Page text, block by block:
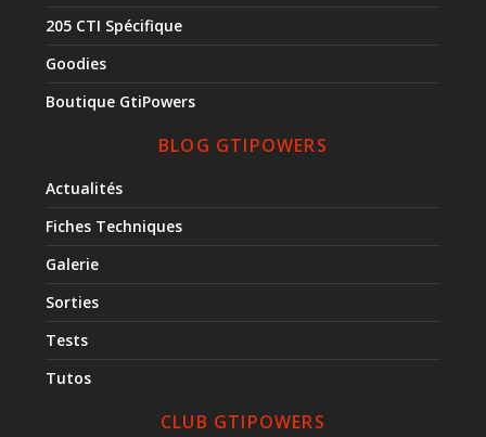
205 CTI Spécifique
Goodies
Boutique GtiPowers
BLOG GTIPOWERS
Actualités
Fiches Techniques
Galerie
Sorties
Tests
Tutos
CLUB GTIPOWERS